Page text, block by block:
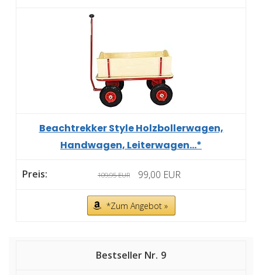
Beachtrekker Style Holzbollerwagen,
Handwagen, Leiterwagen...*
109,95 EUR 99,00 EUR
*Zum Angebot »
9